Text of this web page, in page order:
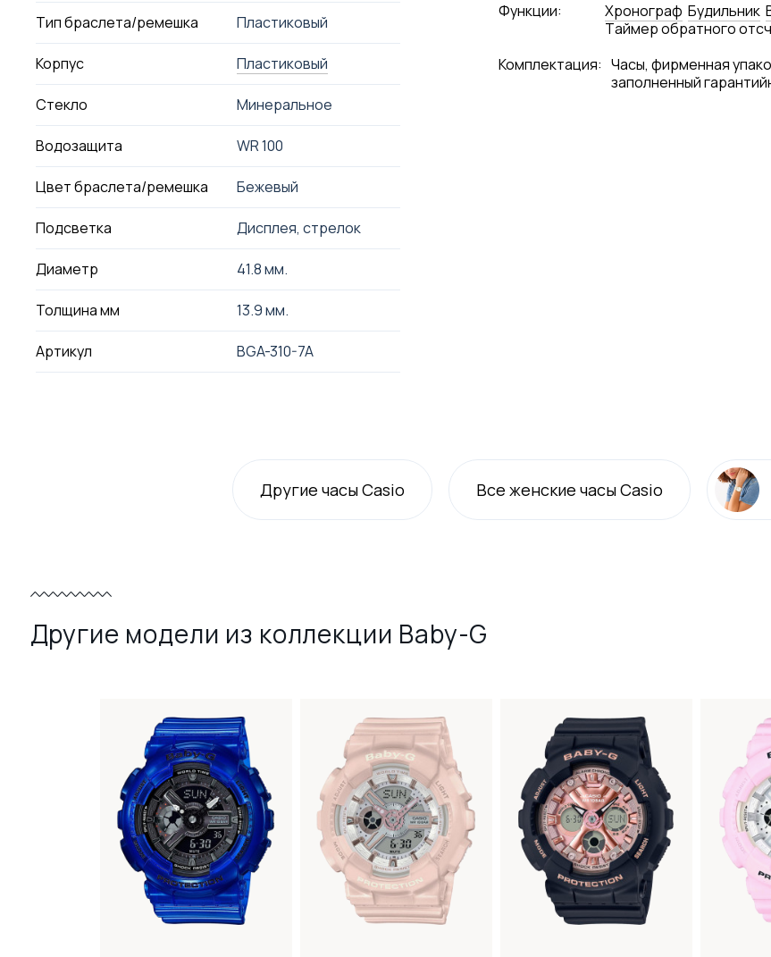
Тип браслета/ремешка Пластиковый
Корпус Пластиковый
Стекло Минеральное
Водозащита WR 100
Цвет браслета/ремешка Бежевый
Подсветка Дисплея, стрелок
Диаметр 41.8 мм.
Толщина мм 13.9 мм.
Артикул BGA-310-7A
Функции: Хронограф Будильник
Tаймер обратного
Комплектация: Часы, фирменная
заполненный
Другие часы Casio Всеженские часы Casio
Другие модели из коллекции Baby-G